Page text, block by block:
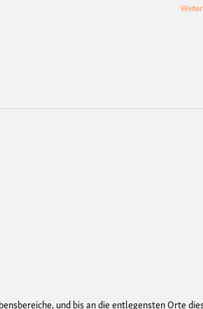
und bis an die entlegensten Orte